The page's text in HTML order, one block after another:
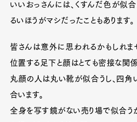
いいおっさんには、くすんだ色が似合
るいほうがマシだったこともあります。
皆さんは意外に思われるかもしれ
位置する足下と顔はとても密接な関係
丸顔の人は丸い靴が似合うし、四角
合います。
全身を写す鏡がない売り場で似合う